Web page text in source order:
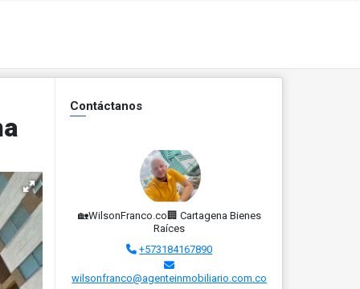
Contáctanos
🏡WilsonFranco.co🏢 Cartagena Bienes
Raíces
+573184167890
wilsonfranco@agenteinmobiliario.com.co